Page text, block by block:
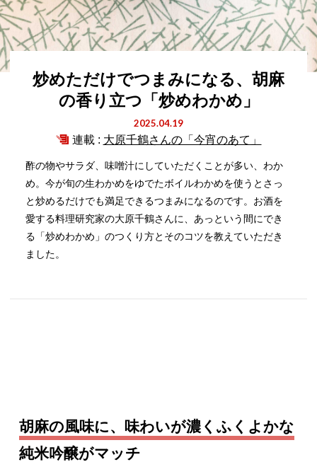
炒めただけでつまみになる、胡麻
の香り立つ「炒めわかめ」
2025.04.19
連載 : 大原千鶴さんの「今宵のあて」
酢の物やサラダ、味噌汁にしていただくことが多い、わか
め。今が旬の生わかめをゆでたボイルわかめを使うとさっ
と炒めるだけでも満足できるつまみになるのです。お酒を
愛する料理研究家の大原千鶴さんに、あっという間にでき
る「炒めわかめ」のつくり方とそのコツを教えていただき
ました。
胡麻の風味に、味わいが濃くふくよかな
純米吟醸がマッチ